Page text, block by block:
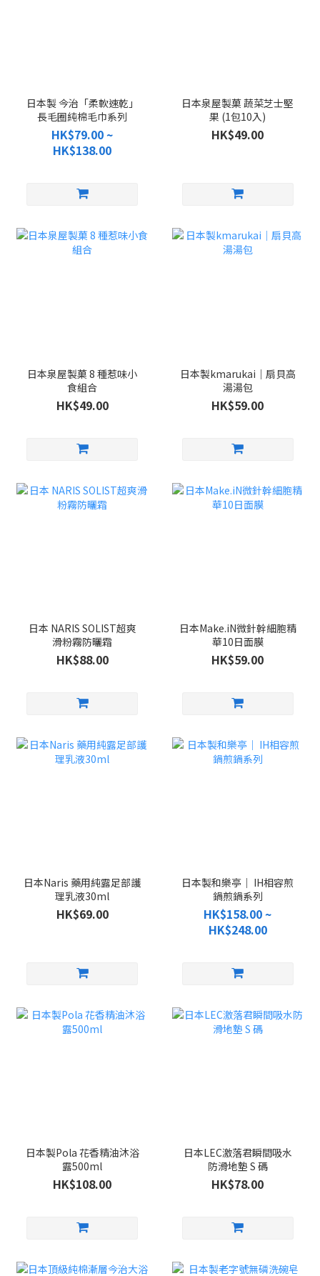
日本製 今治「柔軟速乾」
長毛圈純棉毛巾系列
HK$79.00 ~
HK$138.00
日本泉屋製菓 蔬菜芝士堅
果 (1包10入)
HK$49.00
日本泉屋製菓 8 種惹味小
食組合
HK$49.00
日本製kmarukai｜扇貝高
湯湯包
HK$59.00
日本 NARIS SOLIST超爽
滑粉霧防曬霜
HK$88.00
日本Make.iN微針幹細胞精
華10日面膜
HK$59.00
日本Naris 藥用純露足部護
理乳液30ml
HK$69.00
日本製和樂亭｜ IH相容煎
鍋煎鍋系列
HK$158.00 ~
HK$248.00
日本製Pola 花香精油沐浴
露500ml
HK$108.00
日本LEC激落君瞬間吸水
防滑地墊 S 碼
HK$78.00